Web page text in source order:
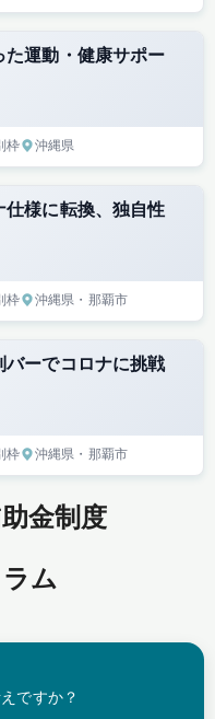
運動・健康サポー
枠 沖縄県
様に転換、独自性
枠 沖縄県 ・那覇市
ーでコロナに挑戦
枠 沖縄県 ・那覇市
金制度
ム
ですか？